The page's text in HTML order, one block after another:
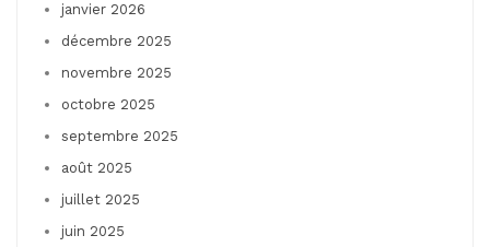
janvier 2026
décembre 2025
novembre 2025
octobre 2025
septembre 2025
août 2025
juillet 2025
juin 2025